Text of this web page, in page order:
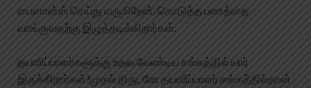
பைனான்ஸ் செய்து வருகிறேன். கொடுத்த பணத்தை
வாங்குவதற்கு இழுத்தடிக்கிறார்கள்.
தயாரிப்பாளர்களுக்கு உதவ வேண்டிய சங்கத்தில் யார்
இருக்கிறார்கள்?முதல் திருடனே தயாரிப்பாளர் சங்கத்தில்தான்